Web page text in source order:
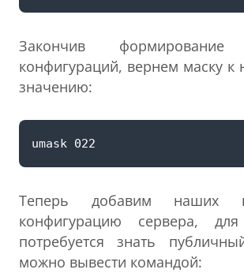
Закончив формирование
конфигураций, вернем маску к
значению:
Теперь добавим наших
конфигурацию сервера,
потребуется знать
можно вывести командой: